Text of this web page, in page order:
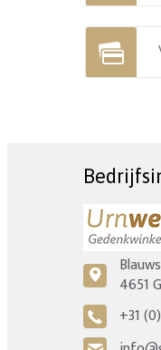
c
4651
A +31